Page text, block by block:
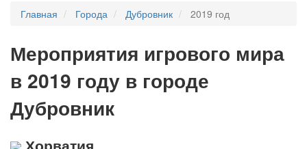
Главная Города Дубровник 2019 год
Мероприятия игрового мира
в 2019 году в городе
Дубровник